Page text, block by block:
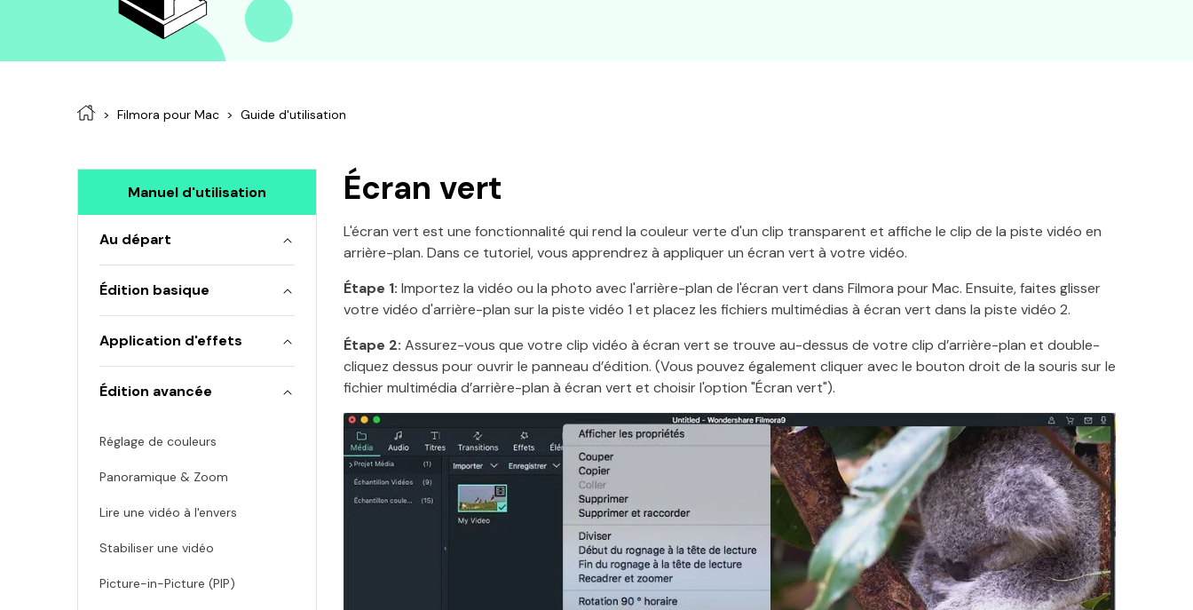
Filmora pour Mac Guide d'utilisation
Manuel d'utilisation
Au départ
Édition basique
Application d'effets
Édition avancée
Réglage de couleurs
Panoramique & Zoom
Lire une vidéo à l'envers
Stabiliser une vidéo
Picture-in-Picture (PIP)
Écran vert
L'écran vert est une fonctionnalité qui rend la couleur verte d'un clip transparent et affiche le clip de la piste vidéo en
arrière-plan. Dans ce tutoriel, vous apprendrez à appliquer un écran vert à votre vidéo.
Étape 1: Importez la vidéo ou la photo avec l'arrière-plan de l'écran vert dans Filmora pour Mac. Ensuite, faites glisser
votre vidéo d'arrière-plan sur la piste vidéo 1 et placez les fichiers multimédias à écran vert dans la piste vidéo 2.
Étape 2: Assurez-vous que votre clip vidéo à écran vert se trouve au-dessus de votre clip d’arrière-plan et double-
cliquez dessus pour ouvrir le panneau d’édition. (Vous pouvez également cliquer avec le bouton droit de la souris sur le
fichier multimédia d’arrière-plan à écran vert et choisir l'option "Écran vert").